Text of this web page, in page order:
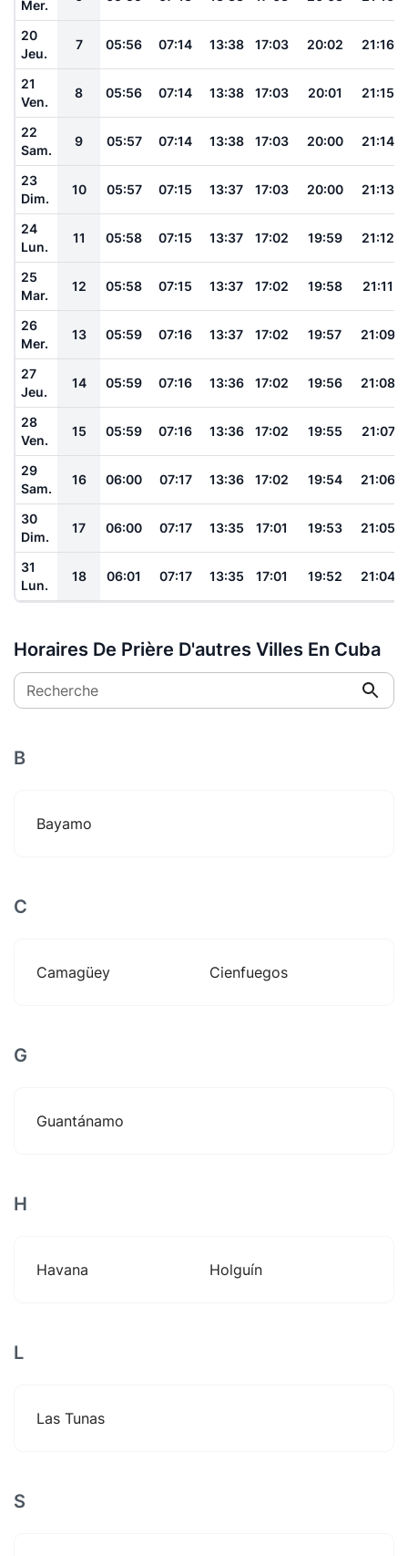
Mer.
20
Jeu.
7 05:56 07:14 13:38 17:03 20:02 21:16
21
Ven.
8 05:56 07:14 13:38 17:03 20:01 21:15
22
Sam.
9 05:57 07:14 13:38 17:03 20:00 21:14
23
Dim.
10 05:57 07:15 13:37 17:03 20:00 21:13
24
Lun.
11 05:58 07:15 13:37 17:02 19:59 21:12
25
Mar.
12 05:58 07:15 13:37 17:02 19:58 21:11
26
Mer.
13 05:59 07:16 13:37 17:02 19:57 21:09
27
Jeu.
14 05:59 07:16 13:36 17:02 19:56 21:08
28
Ven.
15 05:59 07:16 13:36 17:02 19:55 21:07
29
Sam.
16 06:00 07:17 13:36 17:02 19:54 21:06
30
Dim.
17 06:00 07:17 13:35 17:01 19:53 21:05
31
Lun.
18 06:01 07:17 13:35 17:01 19:52 21:04
Horaires De Prière D'autres Villes En Cuba
Recherche
B
Bayamo
C
Camagüey Cienfuegos
G
Guantánamo
H
Havana Holguín
L
Las Tunas
S